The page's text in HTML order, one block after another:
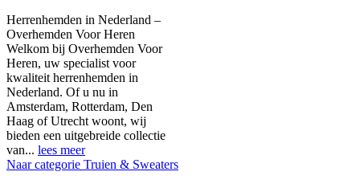
Herrenhemden in Nederland –
Overhemden Voor Heren
Welkom bij Overhemden Voor
Heren, uw specialist voor
kwaliteit herrenhemden in
Nederland. Of u nu in
Amsterdam, Rotterdam, Den
Haag of Utrecht woont, wij
bieden een uitgebreide collectie
van... lees meer
Naar categorie Truien & Sweaters